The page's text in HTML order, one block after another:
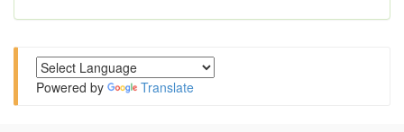
Powered by Translate